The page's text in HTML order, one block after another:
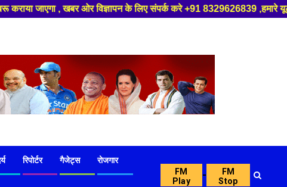
के लिए संपर्क करे +91 8329626839 ,हमारे यूट्यूब चैनल को सबस्क्राइब
रिपोर्टर गैजेट्स रोजगार
FM
Play
-
FM
Stop